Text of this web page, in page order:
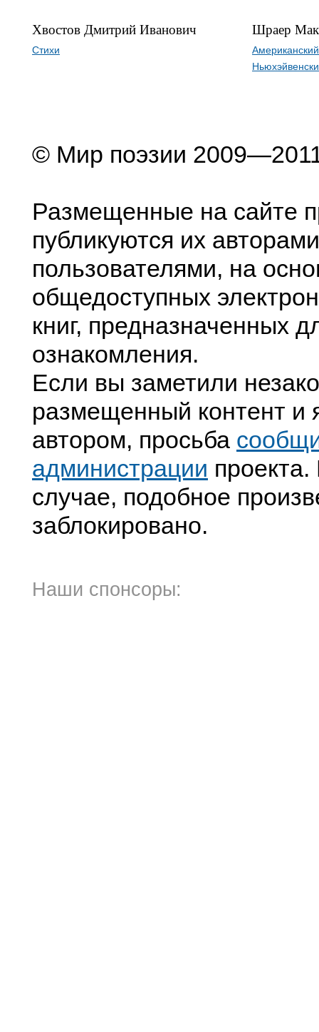
Хвостов Дмитрий Иванович
Стихи
Шраер
© Мир поэзии
Размещенные на сайте
публикуются их
пользователями, на
общедоступных
книг, предназначенных
ознакомления.
Если вы заметили
размещенный контент и
автором, просьба
администрации
случае, подобное
заблокировано.
Наши спонсоры: